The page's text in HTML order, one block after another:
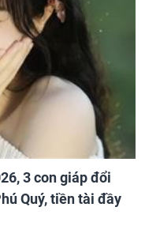
3 con giáp đổi
Quý, tiền tài đầy